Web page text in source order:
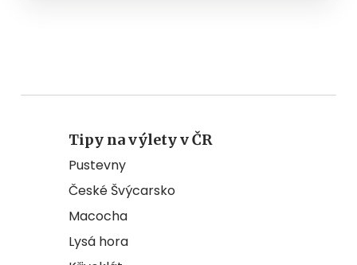
Tipy na výlety v ČR
Pustevny
České Švýcarsko
Macocha
Lysá hora